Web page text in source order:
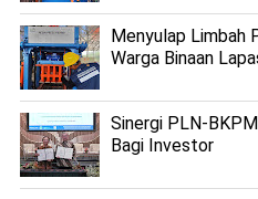
Menyulap Limbah
Warga Binaan
Sinergi PLN-
Bagi Investor